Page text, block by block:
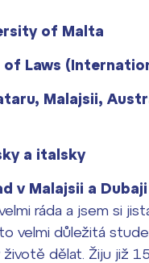
of Malta
Laws
Malajsii,
a italsky
v Malajsii a Dubaji
ráda a jsem si
velmi důležitá
dělat. Žiju již